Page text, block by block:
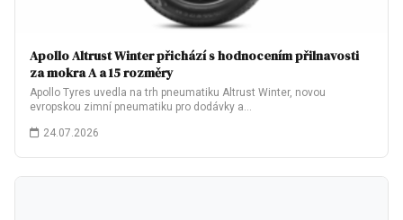
Apollo Altrust Winter přichází s hodnocením přilnavosti
za mokra A a 15 rozměry
Apollo Tyres uvedla na trh pneumatiku Altrust Winter, novou
evropskou zimní pneumatiku pro dodávky a…
24.07.2026